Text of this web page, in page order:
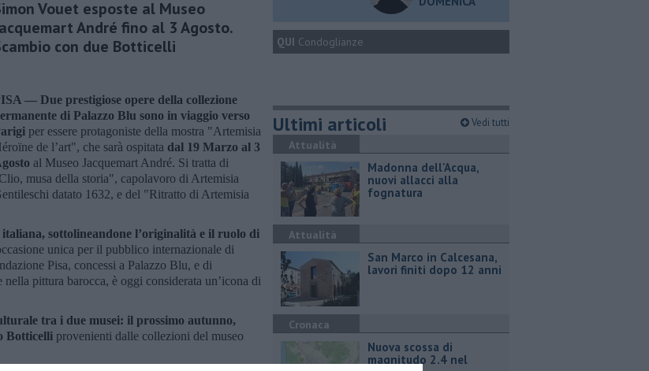
Vouet esposte al Museo
André fino al 3 Agosto.
con due Botticelli
— Due prestigiose opere della collezione
di Palazzo Blu sono in viaggio verso
per essere protagoniste della mostra "Artemisia
de l’art", che sarà ospitata dal 19 Marzo al 3
al Museo Jacquemart André. Si tratta di
musa della storia", capolavoro di Artemisia
datato 1632, e del "Ritratto di Artemisia
sottolineandone l’originalità e il ruolo di
unica per il pubblico internazionale di
Pisa, concessi a Palazzo Blu, e di
pittura barocca, è oggi considerata un’icona di
tra i due musei: il prossimo autunno,
Botticelli provenienti dalle collezioni del museo
QUI Condoglianze
Ultimi articoli Vedi tutti
Attualità
Madonna dell'Acqua,
nuovi allacci alla
fognatura
Attualità
San Marco in Calcesana,
lavori finiti dopo 12 anni
Cronaca
Nuova scossa di
magnitudo 2.4 nel